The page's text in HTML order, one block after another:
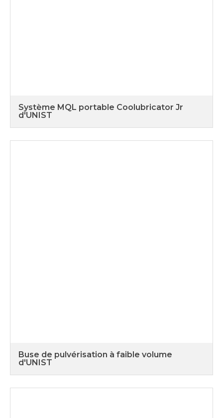
Système MQL portable Coolubricator Jr
d'UNIST
Buse de pulvérisation à faible volume
d'UNIST